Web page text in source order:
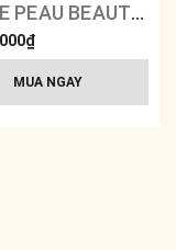
CLE DE PEAU BEAUTE Key Radiance Night Care & Enhancing Eye Contour Cream Supreme Set
MUA NGAY